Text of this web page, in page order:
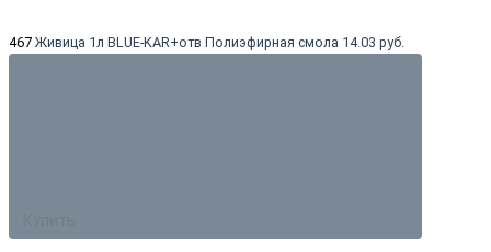
467 Живица 1л BLUE-KAR+отв Полиэфирная смола 14.03 руб.